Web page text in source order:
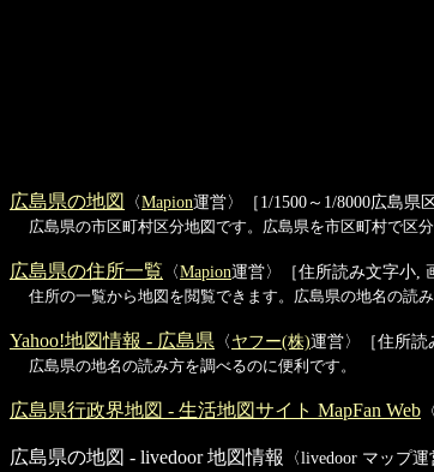
広島県の地図 〈Mapion運営〉［1/1500～1/8000広島県
広島県の市区町村区分地図です。広島県を市区町村で区
広島県の住所一覧 〈Mapion運営〉［住所読み文字小,
住所の一覧から地図を閲覧できます。広島県の地名の読
Yahoo!地図情報 - 広島県 〈ヤフー(株)運営〉［住所読
広島県の地名の読み方を調べるのに便利です。
広島県行政界地図 - 生活地図サイト MapFan Web 〈
広島県の地図 - livedoor 地図情報 〈livedoor マップ